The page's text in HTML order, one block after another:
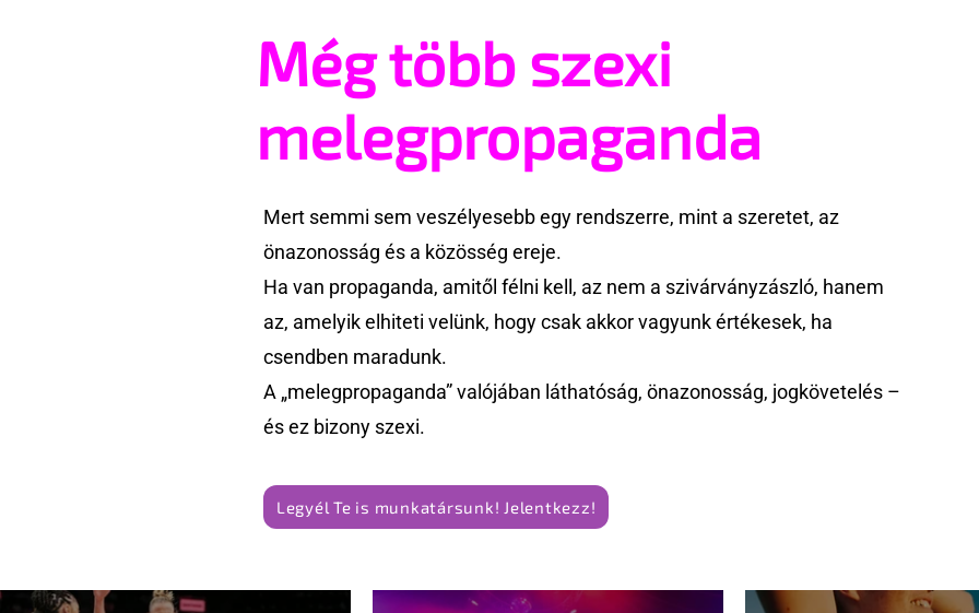
Még több szexi
melegpropaganda
Mert semmi sem veszélyesebb egy rendszerre, mint a szeretet, az
önazonosság és a közösség ereje.
Ha van propaganda, amitől félni kell, az nem a szivárványzászló, hanem
az, amelyik elhiteti velünk, hogy csak akkor vagyunk értékesek, ha
csendben maradunk.
A „melegpropaganda” valójában láthatóság, önazonosság, jogkövetelés –
és ez bizony szexi.
Legyél Te is munkatársunk! Jelentkezz!